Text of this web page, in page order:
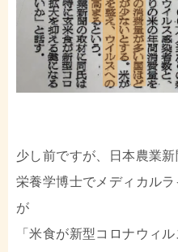
少し前ですが、日本農業
栄養学博士でメディカル
が
「米食が新型コロナウィ